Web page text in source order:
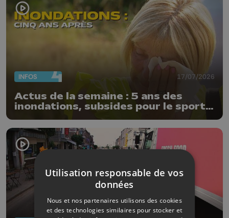
INFOS 17/07/2026
Actus de la semaine : 5 ans des
inondations, subsides pour le sport
Utilisation responsable de vos
données
Nous et nos partenaires utilisons des cookies
et des technologies similaires pour stocker et